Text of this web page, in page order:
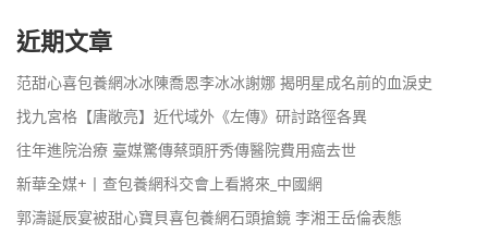
近期文章
范甜心喜包養網冰冰陳喬恩李冰冰謝娜 揭明星成名前的血淚史
找九宮格【唐敞亮】近代域外《左傳》研討路徑各異
往年進院治療 臺媒驚傳蔡頭肝秀傳醫院費用癌去世
新華全媒+丨查包養網科交會上看將來_中國網
郭濤誕辰宴被甜心寶貝喜包養網石頭搶鏡 李湘王岳倫表態